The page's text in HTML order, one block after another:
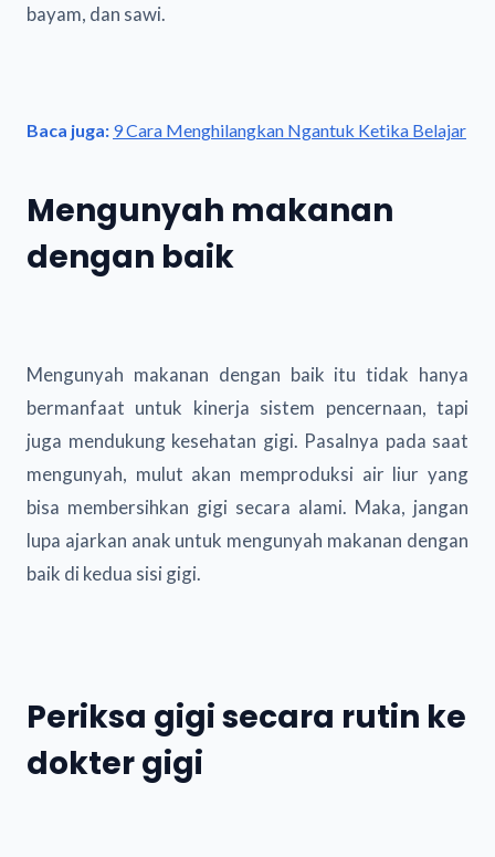
bayam, dan sawi.
Baca juga: 9 Cara Menghilangkan Ngantuk Ketika Belajar
Mengunyah makanan
dengan baik
Mengunyah makanan dengan baik itu tidak hanya
bermanfaat untuk kinerja sistem pencernaan, tapi
juga mendukung kesehatan gigi. Pasalnya pada saat
mengunyah, mulut akan memproduksi air liur yang
bisa membersihkan gigi secara alami. Maka, jangan
lupa ajarkan anak untuk mengunyah makanan dengan
baik di kedua sisi gigi.
Periksa gigi secara rutin ke
dokter gigi